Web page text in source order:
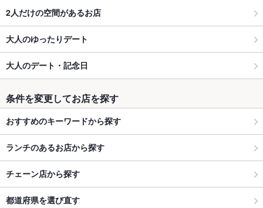
2人だけの空間があるお店
大人のゆったりデート
大人のデート・記念日
条件を変更してお店を探す
おすすめのキーワードから探す
ランチのあるお店から探す
チェーン店から探す
都道府県を選び直す